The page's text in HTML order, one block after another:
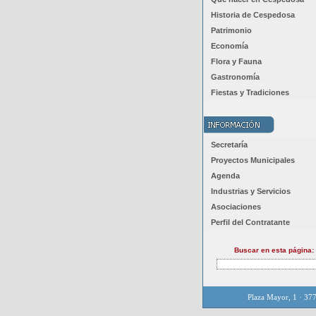
Historia de Cespedosa
Patrimonio
Economía
Flora y Fauna
Gastronomía
Fiestas y Tradiciones
Secretaría
Proyectos Municipales
Agenda
Industrias y Servicios
Asociaciones
Perfil del Contratante
Buscar en esta página:
Plaza Mayor, 1 ·